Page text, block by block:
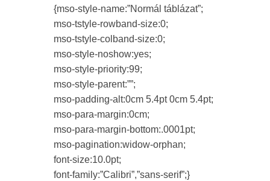
{mso-style-name:”Normál táblázat”;
mso-tstyle-rowband-size:0;
mso-tstyle-colband-size:0;
mso-style-noshow:yes;
mso-style-priority:99;
mso-style-parent:””;
mso-padding-alt:0cm 5.4pt 0cm 5.4pt;
mso-para-margin:0cm;
mso-para-margin-bottom:.0001pt;
mso-pagination:widow-orphan;
font-size:10.0pt;
font-family:”Calibri”,”sans-serif”;}